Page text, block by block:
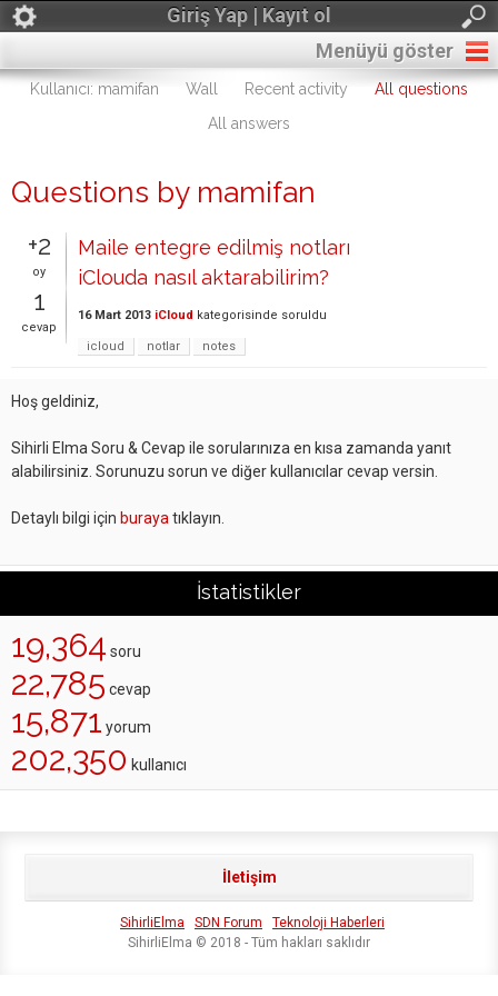
Giriş Yap | Kayıt ol
Menüyü göster
Kullanıcı: mamifan Wall Recent activity
All questions
All answers
Questions by mamifan
+2
oy
1
cevap
Maile entegre edilmiş notları
iClouda nasıl aktarabilirim?
16 Mart 2013 iCloud kategorisinde soruldu
icloud notlar notes
Hoş geldiniz,
Sihirli Elma Soru & Cevap ile sorularınıza en kısa zamanda yanıt
alabilirsiniz. Sorunuzu sorun ve diğer kullanıcılar cevap versin.
Detaylı bilgi için buraya tıklayın.
İstatistikler
19,364 soru
22,785 cevap
15,871 yorum
202,350 kullanıcı
İletişim
SihirliElma SDN Forum
Teknoloji Haberleri
SihirliElma © 2018 - Tüm hakları saklıdır